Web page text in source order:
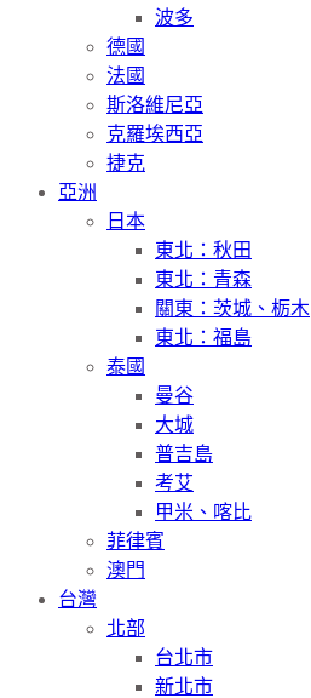
波多
德國
法國
斯洛維尼亞
克羅埃西亞
捷克
亞洲
日本
東北：秋田
東北：青森
關東：茨城、栃木
東北：福島
泰國
曼谷
大城
普吉島
考艾
甲米、喀比
菲律賓
澳門
台灣
北部
台北市
新北市